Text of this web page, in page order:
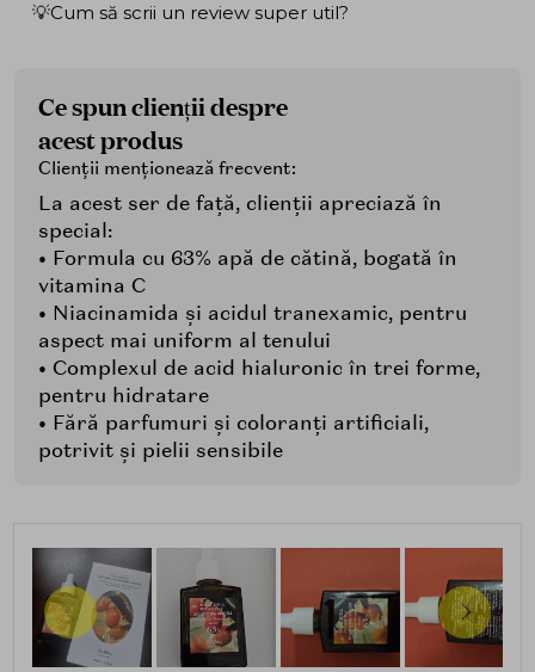
💡Cum să scrii un review super util?
Ce spun clienții despre
acest produs
Clienții menționează frecvent:
La acest ser de față, clienții apreciază în
special:
• Formula cu 63% apă de cătină, bogată în
vitamina C
• Niacinamida și acidul tranexamic, pentru
aspect mai uniform al tenului
• Complexul de acid hialuronic în trei forme,
pentru hidratare
• Fără parfumuri și coloranți artificiali,
potrivit și pielii sensibile